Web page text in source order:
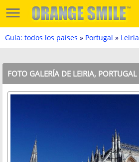
Guía: todos los países » Portugal » Leiria
FOTO GALERÍA DE LEIRIA, PORTUGAL